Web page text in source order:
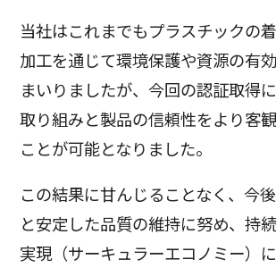
当社はこれまでもプラスチックの
加工を通じて環境保護や資源の有
まいりましたが、今回の認証取得
取り組みと製品の信頼性をより客
ことが可能となりました。
この結果に甘んじることなく、今
と安定した品質の維持に努め、持
実現（サーキュラーエコノミー）